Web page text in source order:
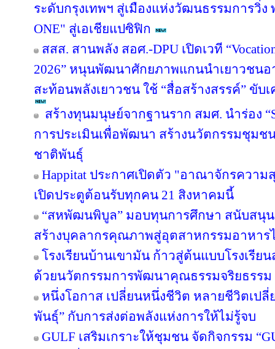
ระดับกรุงเทพฯ สู่เมืองแห่งวัฒนธรรมการวิ่ง
ONE" สู่เอเชียแปซิฟิก
สสส. สานพลัง สอศ.-DPU เปิดเวที
2026” หนุนพัฒนาศักยภาพแกนนำเยาวชน
สะท้อนพลังเยาวชน ใช้ “สื่อสร้างสรรค์” ขับ
สร้างทุนมนุษย์จากฐานราก สมศ. นำร่อง
การประเมินเพื่อพัฒนา สร้างนวัตกรรมชุมช
ชาติพันธุ์
Happitat ประกาศเปิดตัว "อาณาจักรควา
เปิดประตูต้อนรับทุกคน 21 สิงหาคมนี้
“สหพัฒนพิบูล” มอบทุนการศึกษา สนับสนุ
สร้างบุคลากรคุณภาพสู่อุตสาหกรรมอาหาร
โรงเรียนบ้านเขามัน ก้าวสู่ต้นแบบโรงเรีย
ด้วยนวัตกรรมการพัฒนาคุณธรรมจริยธรรม
หนึ่งโอกาส เปลี่ยนหนึ่งชีวิต หลายชีวิตเปลี่
พันธุ์” กับการส่งต่อพลังแห่งการให้ไม่รู้จบ
GULF เสริมเกราะให้ชุมชน จัดกิจกรรม